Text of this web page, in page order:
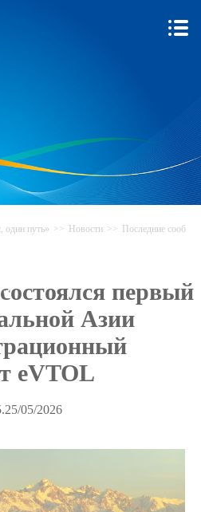
сеть «Один
один путь» >> Новости >> Последние сооб
первый
Азии
eVTOL
05/2026